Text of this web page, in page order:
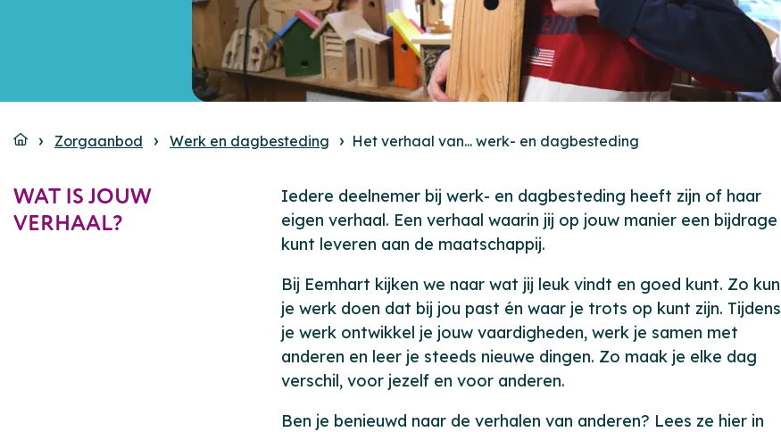
Zorgaanbod Werk en dagbesteding Het verhaal van... werk- en dagbesteding
WAT IS JOUW
VERHAAL?
Iedere deelnemer bij werk- en dagbesteding heeft zijn of haar
eigen verhaal. Een verhaal waarin jij op jouw manier een bijdrage
kunt leveren aan de maatschappij.
Bij Eemhart kijken we naar wat jij leuk vindt en goed kunt. Zo kun
je werk doen dat bij jou past én waar je trots op kunt zijn. Tijdens
je werk ontwikkel je jouw vaardigheden, werk je samen met
anderen en leer je steeds nieuwe dingen. Zo maak je elke dag
verschil, voor jezelf en voor anderen.
Ben je benieuwd naar de verhalen van anderen? Lees ze hier in